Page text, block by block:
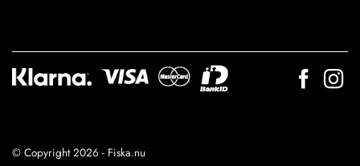
© Copyright 2026 - Fiska.nu